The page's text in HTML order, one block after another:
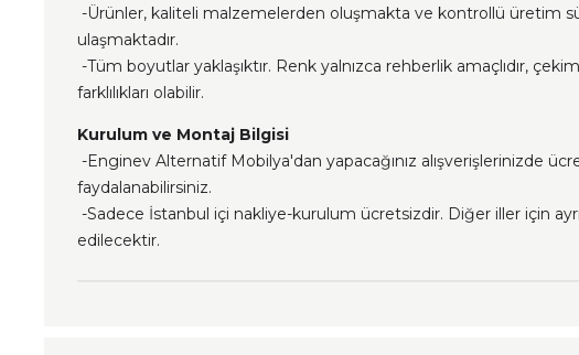
-Ürünler, kaliteli malzemelerden oluşmakta ve kontrollü üretim
ulaşmaktadır.
-Tüm boyutlar yaklaşıktır. Renk yalnızca rehberlik amaçlıdır,
farklılıkları olabilir.
Kurulum ve Montaj Bilgisi
-Enginev Alternatif Mobilya'dan yapacağınız alışverişlerinizde
faydalanabilirsiniz.
-Sadece İstanbul içi nakliye-kurulum ücretsizdir. Diğer iller için
edilecektir.